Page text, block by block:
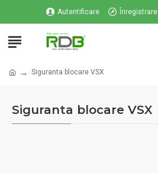
Autentificare Înregistrare
Siguranta blocare VSX
Siguranta blocare VSX